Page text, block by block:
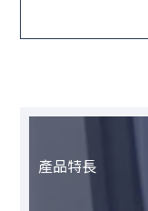
產品特長